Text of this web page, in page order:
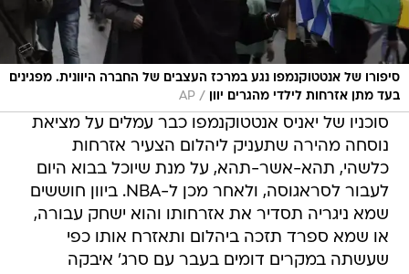
סיפורו של אנטטוקנמפו נגע במרכז העצבים של החברה היוונית. מפגינים
בעד מתן אזרחות לילדי מהגרים יוון
/
AP
סוכניו של יאניס אנטטוקנמפו כבר עמלים על מציאת
נוסחה מהירה שתעניק ליהלום הצעיר אזרחות
כלשהי, תהא-אשר-תהא, על מנת שיוכל בבוא היום
לעבור לסראגוסה, ולאחר מכן ל-NBA. ביוון חוששים
שמא ניגריה תסדיר את אזרחותו והוא ישחק עבורה,
או שמא ספרד תזכה ביהלום ותאזרח אותו כפי
שעשתה במקרים דומים בעבר עם סרג' איבקה